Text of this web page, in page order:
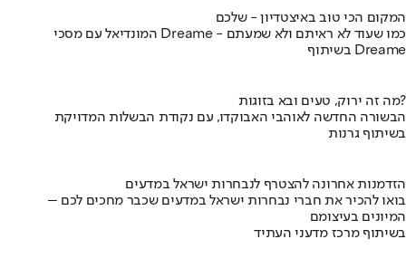
המקום הכי טוב באיצטדיון - שלכם
המונדיאל עם מסכי Dreame - כמו שעוד לא ראיתם ולא שמעתם
בשיתוף Dreame
מה זה ירוק, טעים ובא בזוגות?
הבשורה החדשה לאוהבי האבוקדו, עם נקודת הבשלות המדויקת
בשיתוף גרנות
הזדמנות אחרונה להצטרף לנבחרות ישראל במדעים
בואו להכיר את חברי נבחרות ישראל במדעים שכבר מחכים לכם –
המיונים בעיצומם
בשיתוף מרכז מדעני העתיד